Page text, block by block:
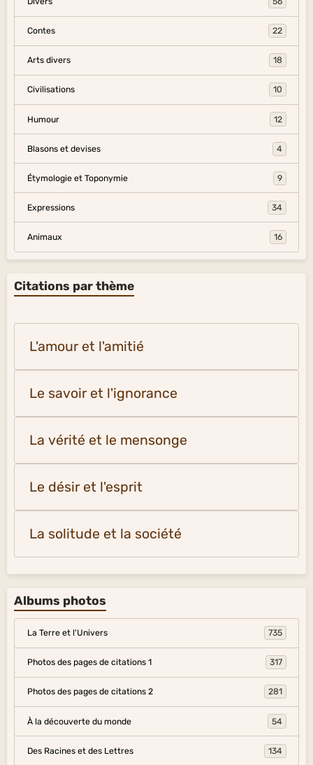
Contes 22
Arts divers 18
Civilisations 10
Humour 12
Blasons et devises 4
Étymologie et Toponymie 9
Expressions 34
Animaux 16
Citations par thème
L'amour et l'amitié
Le savoir et l'ignorance
La vérité et le mensonge
Le désir et l'esprit
La solitude et la société
Albums photos
La Terre et l'Univers 735
Photos des pages de citations 1 317
Photos des pages de citations 2 281
À la découverte du monde 54
Des Racines et des Lettres 134